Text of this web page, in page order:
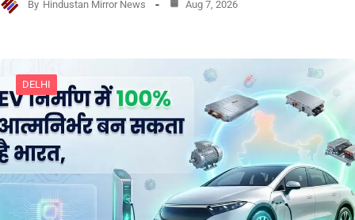
By Hindustan Mirror News Aug 7, 2026
DELHI